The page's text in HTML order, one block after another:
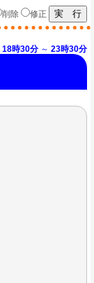
削除 修正
18時30分 ～ 23時30分